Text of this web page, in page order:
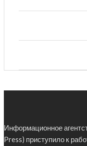
Информационное
Press) приступило к